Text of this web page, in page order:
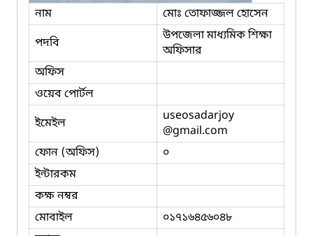
নাম
মোঃ তোফাজ্জল হোসেন
পদবি
উপজেলা মাধ্যমিক শিক্ষা
অফিসার
অফিস
ওয়েব পোর্টল
ইমেইল
useosadarjoy
@gmail.com
ফোন (অফিস)
০
ইন্টারকম
কক্ষ নম্বর
মোবাইল
০১৭১৬৪৫৬০৪৮